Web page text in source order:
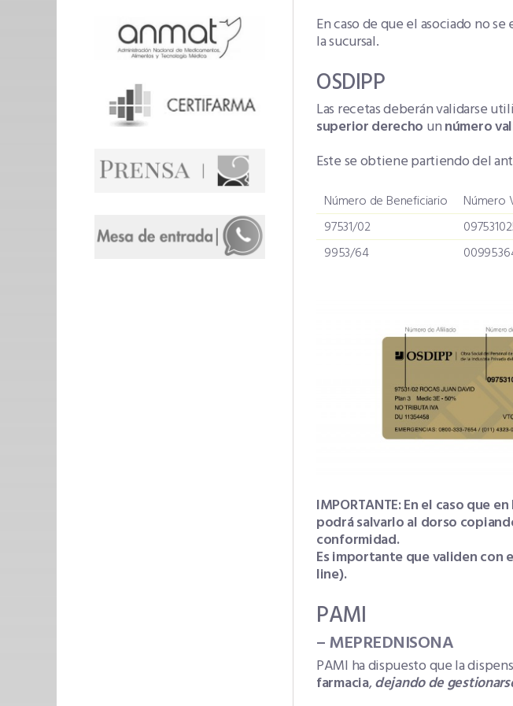
En caso de que el asociado no
la sucursal.
OSDIPP
Las recetas deberán validarse
superior derecho unnúmero
Este se obtiene partiendo del
Número de Beneficiario
Número
97531/02
9953/64
IMPORTANTE: En el caso que
podrá salvarlo al dorso
conformidad.
Es importante que validen con
line).
PAMI
– MEPREDNISONA
PAMI ha dispuesto que la
farmacia,dejando de